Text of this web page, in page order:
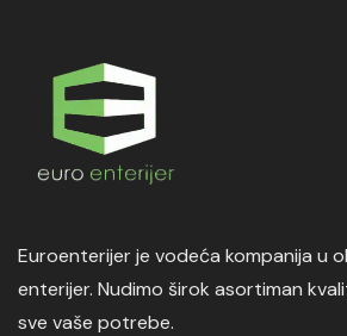
Euroenterijer je vodeća kompanija u
enterijer. Nudimo širok asortiman
sve vaše potrebe.